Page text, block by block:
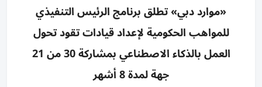
«موارد دبي» تطلق برنامج الرئيس التنفيذي
للمواهب الحكومية لإعداد قيادات تقود تحول
العمل بالذكاء الاصطناعي بمشاركة 30 من 21
جهة لمدة 8 أشهر